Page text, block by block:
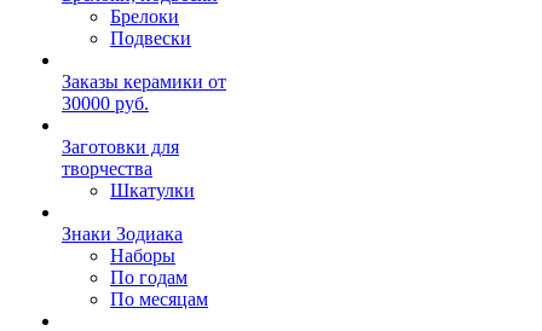
Брелоки
Подвески
Заказы керамики от
30000 руб.
Заготовки для
творчества
Шкатулки
Знаки Зодиака
Наборы
По годам
По месяцам